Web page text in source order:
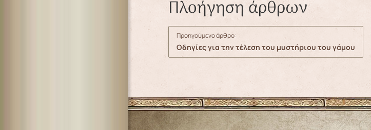
Πλοήγηση άρθρων
Προηγούμενο άρθρο:
Οδηγίες για την τέλεση του μυστήριου του γάμου